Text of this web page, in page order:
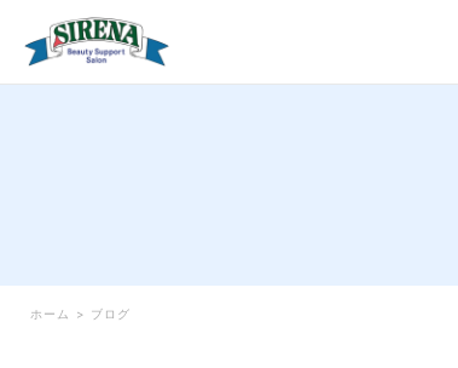
ホーム > ブログ